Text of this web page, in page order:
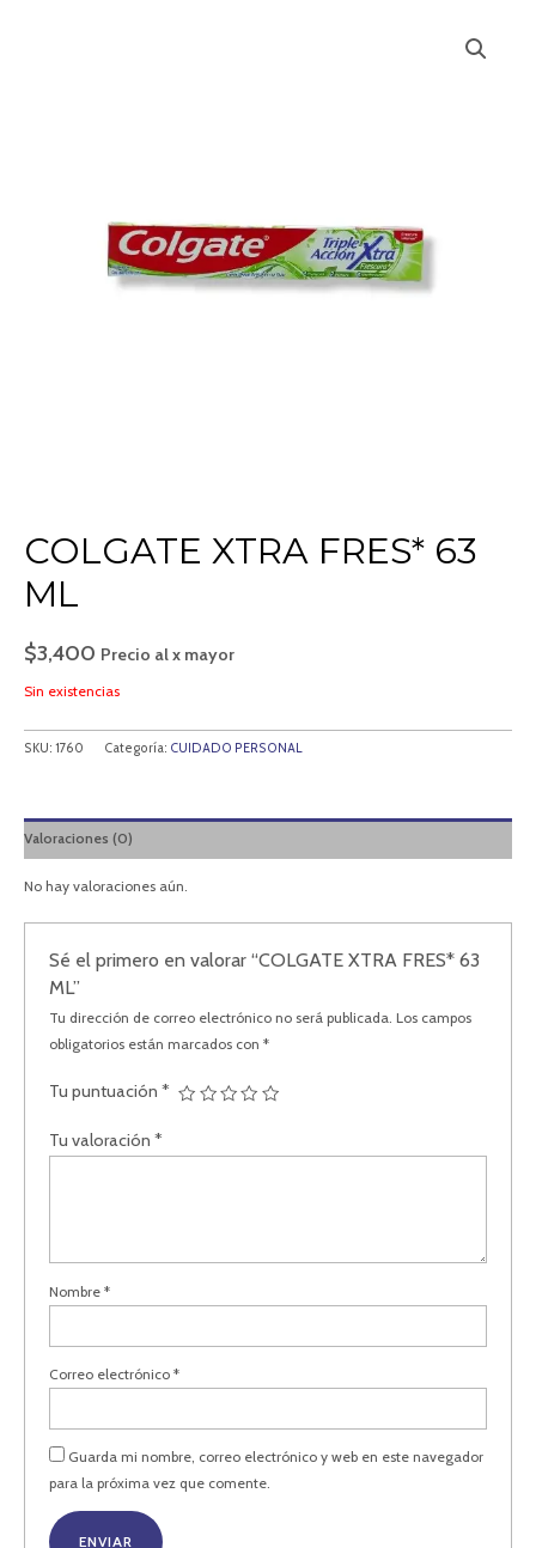
COLGATE XTRA FRES* 63
ML
$3,400 Precio al x mayor
Sin existencias
SKU: 1760 Categoría: CUIDADO PERSONAL
Valoraciones (0)
No hay valoraciones aún.
Sé el primero en valorar “COLGATE XTRA FRES* 63
ML”
Tu dirección de correo electrónico no será publicada. Los campos
obligatorios están marcados con*
Tu puntuación*
Tu valoración*
Nombre*
Correo electrónico*
Guarda mi nombre, correo electrónico y web en este navegador
para la próxima vez que comente.